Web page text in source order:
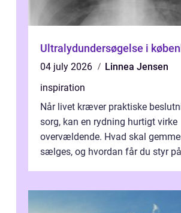
Ultralydundersøgelse i
04 july 2026
Linnea Jensen
inspiration
Når livet kræver praktiske
sorg, kan en rydning hurtigt virke
overvældende. Hvad skal
sælges, og hvordan får du styr